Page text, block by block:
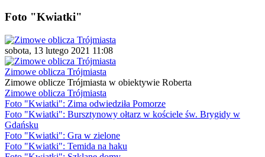
Foto "Kwiatki"
sobota, 13 lutego 2021 11:08
Zimowe oblicza Trójmiasta
Zimowe oblicze Trójmiasta w obiektywie Roberta
Zimowe oblicza Trójmiasta
Foto "Kwiatki": Zima odwiedziła Pomorze
Foto "Kwiatki": Bursztynowy ołtarz w kościele św. Brygidy w
Gdańsku
Foto "Kwiatki": Gra w zielone
Foto "Kwiatki": Temida na haku